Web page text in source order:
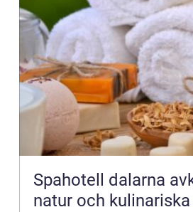
Spahotell dalarna avkoppling,
natur och